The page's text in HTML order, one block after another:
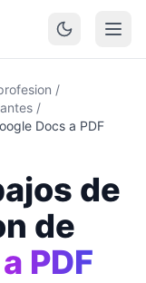
/
/
Docs a PDF
de
de
PDF